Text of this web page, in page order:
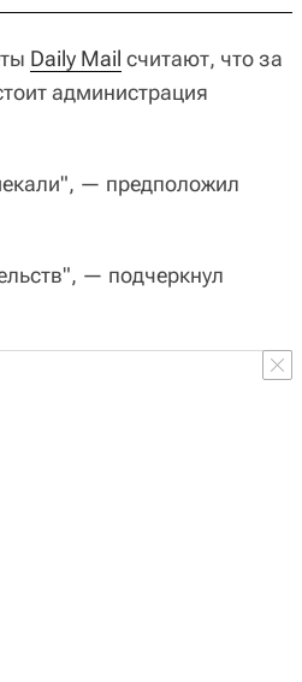
Daily Mail считают, что за
администрация
— предположил
— подчеркнул